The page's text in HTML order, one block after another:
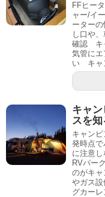
FFヒー
ャー/イ
ーター
し口や
確認 キ
気管に
い キャ
キャ
スを知
キャン
発時点
に注意し
RVパー
のがキ
やガス
グカーレ